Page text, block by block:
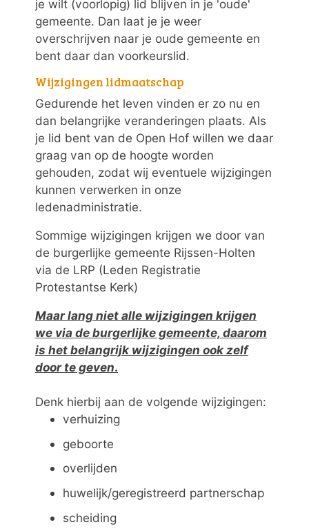
je wilt (voorlopig) lid blijven in je 'oude'
gemeente. Dan laat je je weer
overschrijven naar je oude gemeente en
bent daar dan voorkeurslid.
Wijzigingen lidmaatschap
Gedurende het leven vinden er zo nu en
dan belangrijke veranderingen plaats. Als
je lid bent van de Open Hof willen we daar
graag van op de hoogte worden
gehouden, zodat wij eventuele wijzigingen
kunnen verwerken in onze
ledenadministratie.
Sommige wijzigingen krijgen we door van
de burgerlijke gemeente Rijssen-Holten
via de LRP (Leden Registratie
Protestantse Kerk)
Maar lang niet alle wijzigingen krijgen
we via de burgerlijke gemeente, daarom
is het belangrijk wijzigingen ook zelf
door te geven.
Denk hierbij aan de volgende wijzigingen:
verhuizing
geboorte
overlijden
huwelijk/geregistreerd partnerschap
scheiding